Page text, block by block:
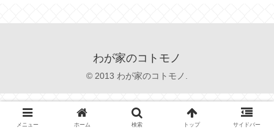
わが家のコトモノ
© 2013 わが家のコトモノ.
メニュー ホーム 検索 トップ サイドバー